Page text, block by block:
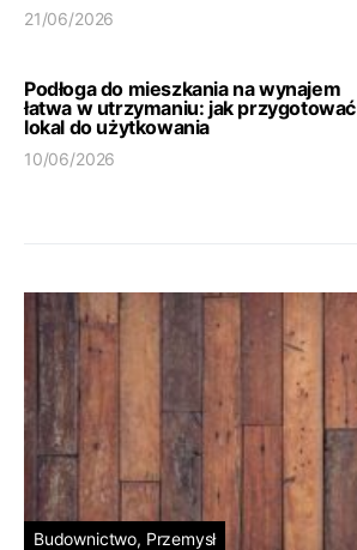
21/06/2026
Podłoga do mieszkania na wynajem
łatwa w utrzymaniu: jak przygotować
lokal do użytkowania
10/06/2026
Budownictwo, Przemysł